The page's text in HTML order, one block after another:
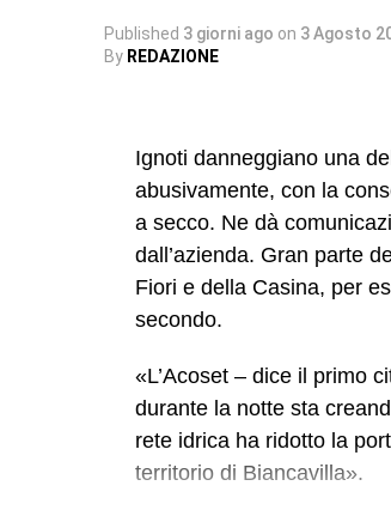
Published 3 giorni ago on 3 Agosto
By REDAZIONE
Ignoti danneggiano una
abusivamente, con la
a secco. Ne dà
dall’azienda. Gran parte
Fiori e della Casina, per
secondo.
«L’Acoset – dice il primo
durante la notte sta
rete idrica ha ridotto la
territorio di Biancavilla».